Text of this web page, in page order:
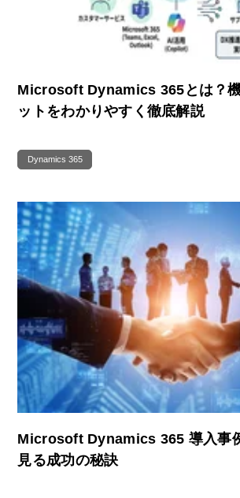
Microsoft Dynamics 365とは？
ットをわかりやすく徹底解説
Dynamics 365
Microsoft Dynamics 365 導入事
見る成功の秘訣